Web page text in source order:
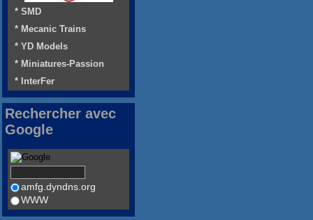
* SMD
* Mecanic Trains
* YD Models
* Miniatures-Passion
* InterFer
Rechercher avec
Google
amfg.dyndns.org
WWW